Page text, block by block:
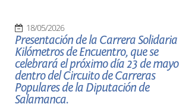
18/05/2026
Presentación de la Carrera Solidaria
Kilómetros de Encuentro, que se
celebrará el próximo día 23 de mayo
dentro del Circuito de Carreras
Populares de la Diputación de
Salamanca.